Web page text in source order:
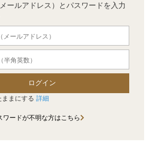
ールアドレス）とパスワードを入力
ログイン
まにする 詳細
ワードが不明な方はこちら